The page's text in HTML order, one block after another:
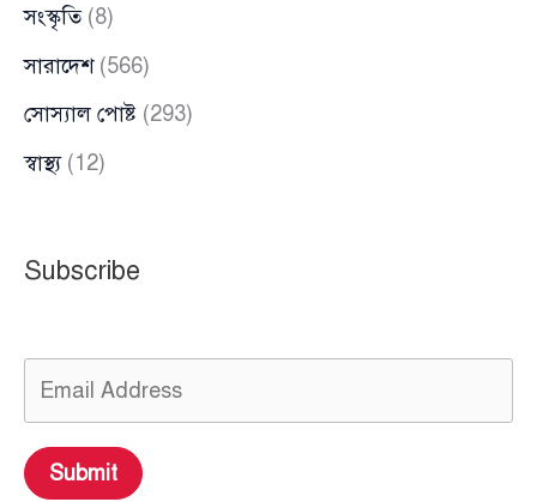
সংস্কৃতি(8)
সারাদেশ(566)
সোস্যাল পোষ্ট (293)
স্বাস্থ্য(12)
Subscribe
Submit